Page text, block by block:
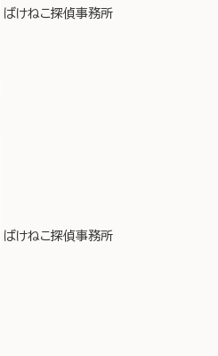
ばけねこ探偵事務所
ばけねこ探偵事務所